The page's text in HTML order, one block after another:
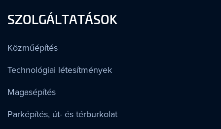
SZOLGÁLTATÁSOK
Közműépítés
Technológiai létesítmények
Magasépítés
Parképítés, út- és térburkolat